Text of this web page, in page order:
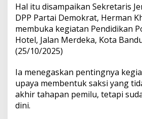
J
a
b
a
r
t
a
n
g
Hal itu disampaikan Sekretaris
DPP Partai Demokrat, Herman
membuka kegiatan Pendidikan
Hotel, Jalan Merdeka, Kota
(25/10/2025)
Ia menegaskan pentingnya
upaya membentuk saksi yang
akhir tahapan pemilu, tetapi
dini.